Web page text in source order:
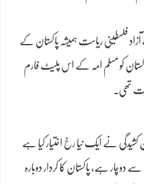
فلسطینی ریاست ہمیشہ پاکستان کے
کو مسلم امہ کے اس پلیٹ فارم
تھی۔
نے ایک نیا رخ اختیار کیا ہے
دوچار ہے، پاکستان کا کردار دوبارہ